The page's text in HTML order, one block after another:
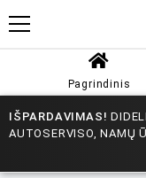
Pagrindinis
IŠPARDAVIMAS!
AUTOSERVISO, NAMŲ